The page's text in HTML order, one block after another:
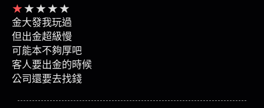
金大發我玩過
但出金超級慢
可能本不夠厚吧
客人要出金的時候
公司還要去找錢